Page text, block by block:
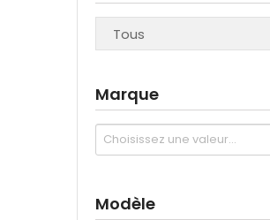
Marque
Modèle